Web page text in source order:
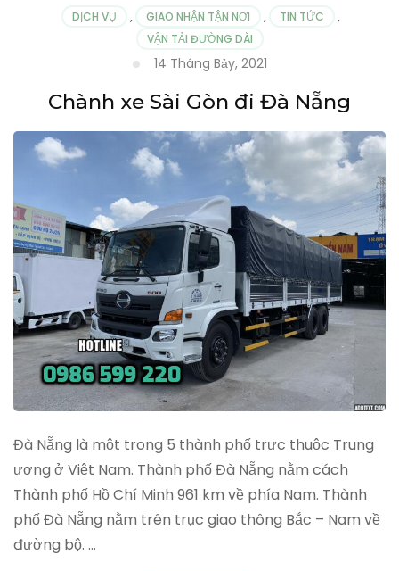
DỊCH VỤ , GIAO NHẬN TẬN NƠI , TIN TỨC
,
VẬN TẢI ĐƯỜNG DÀI
14 Tháng Bảy, 2021
Chành xe Sài Gòn đi Đà Nẵng
Đà Nẵng là một trong 5 thành phố trực thuộc Trung
ương ở Việt Nam. Thành phố Đà Nẵng nằm cách
Thành phố Hồ Chí Minh 961 km về phía Nam. Thành
phố Đà Nẵng nằm trên trục giao thông Bắc – Nam về
đường bộ. …